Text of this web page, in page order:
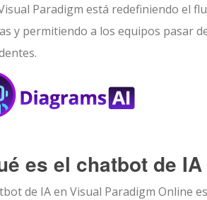
Paradigm está redefiniendo el
y permitiendo a los equipos pasar
es el chatbot de
de IA en Visual Paradigm Online